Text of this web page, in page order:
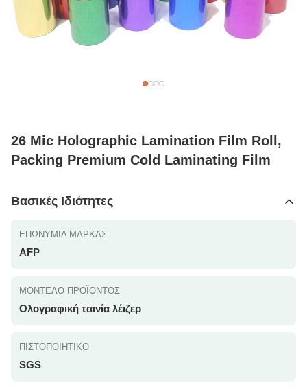
26 Mic Holographic Lamination Film Roll,
Packing Premium Cold Laminating Film
Βασικές Ιδιότητες
ΕΠΩΝΥΜΊΑ ΜΆΡΚΑΣ
AFP
ΜΟΝΤΈΛΟ ΠΡΟΪΌΝΤΟΣ
Ολογραφική ταινία λέιζερ
ΠΙΣΤΟΠΟΙΗΤΙΚΌ
SGS